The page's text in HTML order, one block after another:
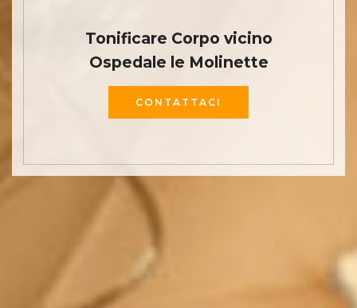
Tonificare Corpo vicino
Ospedale le Molinette
CONTATTACI